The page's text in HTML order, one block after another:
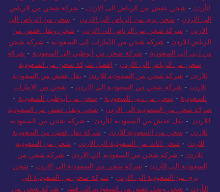
الاردن- نقل اثاث من الرياض الى الاردن-شركة شحن من الرياض إلى
الأردن-شحن عفش من الرياض الى الاردن- شركة شحن من الرياض
الي الاردن-شحن بري من الرياض الى الاردن -شحن من الرياض الى
الاردن
-شركة شحن من الرياض الي الاردن -شحن ونقل عفش من
الرياض للاردن-شركة شحن من الإمارات إلى السعودية-شركة شحن
من دبي إلى السعودية - شركة شحن من أبوظبي إلى السعودية-شركة
شحن من الرياض الى الأردن -افضل شركة شحن من السعودية
للاردن- شركة شحن من السعودية للاردن-نقل عفش من السعودية
للاردن-شركة شحن من السعودية الي الاردن -شحن من الامارات
للسعودية-شحن من دبي للسعودية -شحن من أبوظبي للسعودية-
شركة شحن من السعودية الى الاردن-شحن ونقل عفش من السعودية
للاردن- نقل عفش من السعودية للأردن -شركة شحن من السعودية
للاردن-شحن من السعودية للاردن - شركة نقل عفش من السعودية
للاردن- شحن اثاث من السعودية الي الاردن- شحن من السعودية
للاردن-شركة شحن من السعودية الي الاردن-شركة شحن من
السعودية إلى الأردن-شركة شحن من السعودية الى الاردن-شحن
بري من السعودية الى الاردن-شركة شحن من السعودية الي